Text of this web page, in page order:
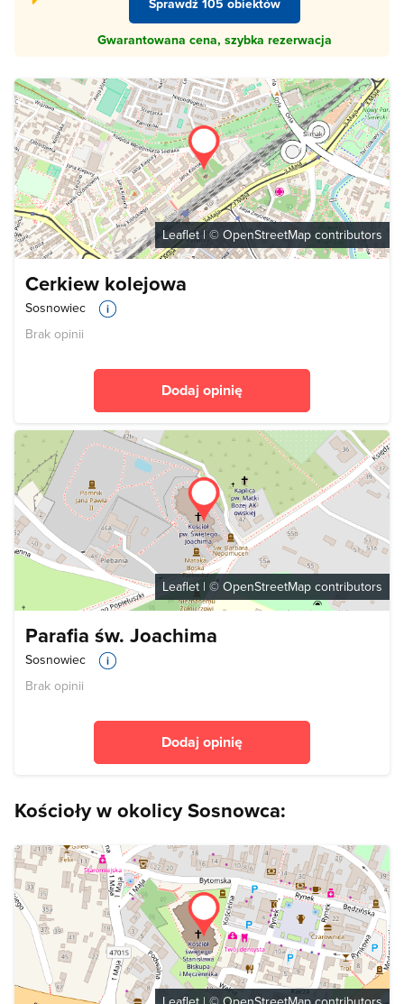
Sprawdź 105 obiektów
Gwarantowana cena, szybka rezerwacja
Leaflet| © OpenStreetMap contributors
Cerkiew kolejowa
Sosnowiec
Brak opinii
Dodaj opinię
Leaflet | © OpenStreetMap contributors
Parafia św. Joachima
Sosnowiec
Brak opinii
Dodaj opinię
Kościoły w okolicy Sosnowca: